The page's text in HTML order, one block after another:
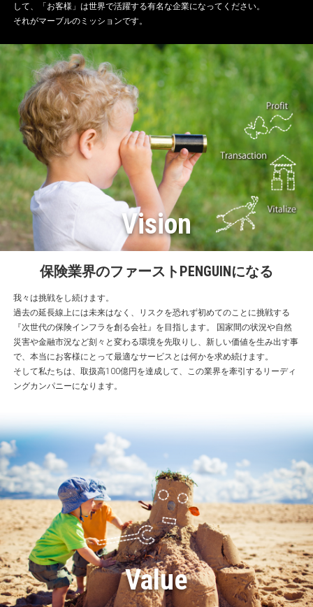
して、「お客様」は世界で活躍する有名な企業になってください。
それがマーブルのミッションです。
Vision
保険業界のファーストPENGUINになる
我々は挑戦をし続けます。
過去の延長線上には未来はなく、リスクを恐れず初めてのことに挑戦する
『次世代の保険インフラを創る会社』を目指します。 国家間の状況や自然
災害や金融市況など刻々と変わる環境を先取りし、新しい価値を生み出す事
で、本当にお客様にとって最適なサービスとは何かを求め続けます。
そして私たちは、取扱高100億円を達成して、この業界を牽引するリーディ
ングカンパニーになります。
Value